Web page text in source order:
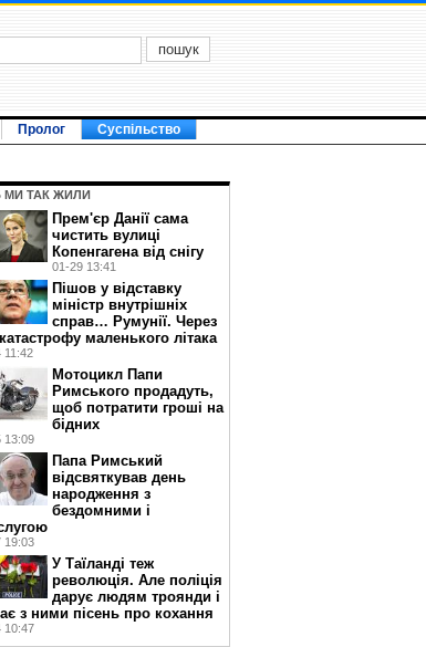
Пролог Суспільство
ТАК ЖИЛИ
Прем'єр Данії сама
чистить вулиці
Копенгагена від снігу
01-29 13:41
Пішов у відставку
міністр внутрішніх
справ… Румунії. Через
маленького літака
11:42
Мотоцикл Папи
Римського продадуть,
щоб потратити гроші на
бідних
13:09
Папа Римський
відсвяткував день
народження з
бездомними і
19:03
У Таїланді теж
революція. Але поліція
дарує людям троянди і
з ними пісень про кохання
10:47